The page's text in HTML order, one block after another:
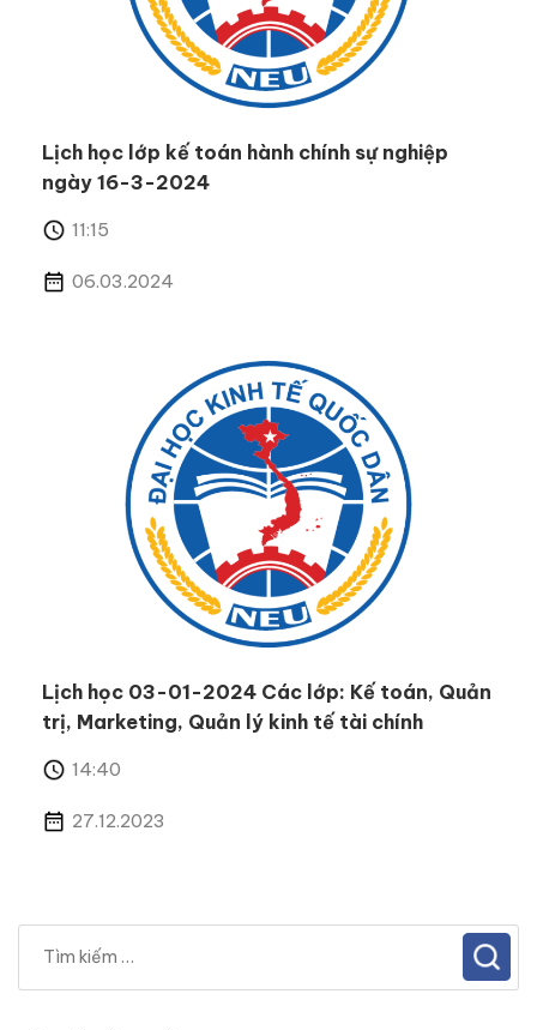
Lịch học lớp kế toán hành chính sự nghiệp
ngày 16-3-2024
11:15
06.03.2024
Lịch học 03-01-2024 Các lớp: Kế toán, Quản
trị, Marketing, Quản lý kinh tế tài chính
14:40
27.12.2023